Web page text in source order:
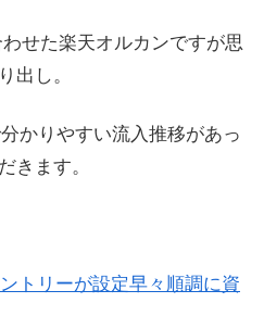
せた楽天オルカンですが思
出し。
かりやすい流入推移があっ
きます。
トリーが設定早々順調に資